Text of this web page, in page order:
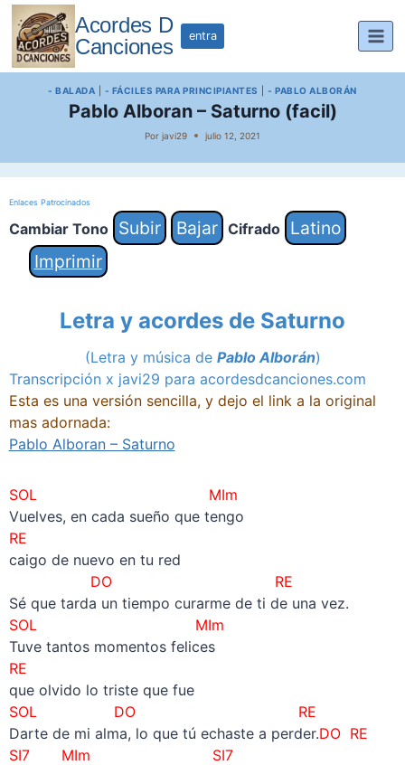
Saltar
contenido
Acordes D
Canciones
entra
- BALADA - FÁCILES PARA PRINCIPIANTES |- PABLO ALBORÁN
Pablo Alboran – Saturno (facil)
Por javi29 julio 12, 2021
Enlaces Patrocinados
Cambiar Tono Subir Bajar Cifrado
Latino
Imprimir
Letra y acordes de Saturno
(Letra y música de Pablo Alborán)
Transcripción x javi29 para acordesdcanciones.com
Esta es una versión sencilla, y dejo el link a la original
mas adornada:
Pablo Alboran – Saturno
SOL MIm
Vuelves, en cada sueño que tengo
RE
caigo de nuevo en tu red
DO RE
Sé que tarda un tiempo curarme de ti de una vez.
SOL MIm
Tuve tantos momentos felices
RE
que olvido lo triste que fue
SOL
DO RE
Darte de mi alma, lo que tú echaste a perder.DO RE
SI7MIm SI7